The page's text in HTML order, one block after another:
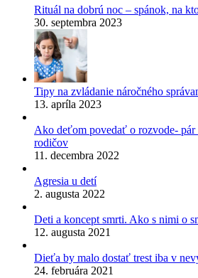
Rituál na dobrú noc – spánok, na
30. septembra 2023
Tipy na zvládanie náročného
13. apríla 2023
Ako deťom povedať o rozvode-
rodičov
11. decembra 2022
Agresia u detí
2. augusta 2022
Deti a koncept smrti. Ako s nimi o
12. augusta 2021
Dieťa by malo dostať trest iba v
24. februára 2021